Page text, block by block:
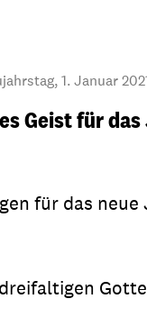
1. Januar
Geist für das
für das neue